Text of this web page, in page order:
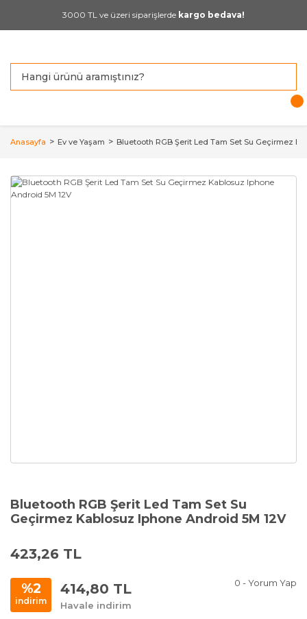
3000 TL ve üzeri siparişlerde kargo bedava!
Anasayfa Ev ve Yaşam Bluetooth RGB Şerit Led Tam Set Su Geçirmez
Bluetooth RGB Şerit Led Tam Set Su
Geçirmez Kablosuz Iphone Android 5M 12V
423,26 TL
%2
indirim
414,80 TL
Havale indirim
0 - Yorum Yap